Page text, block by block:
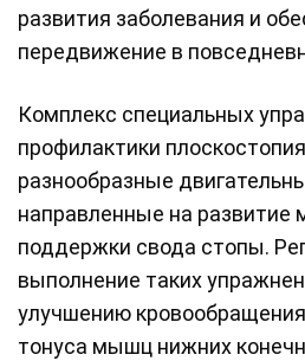
развития заболевания и
передвижение в
Комплекс специальных
профилактики
разнообразные
направленные на развитие
поддержки свода стопы.
выполнение таких
улучшению
тонуса мышц нижних